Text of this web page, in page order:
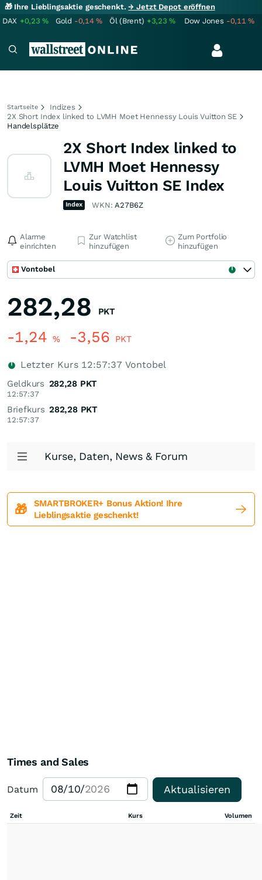
🎁 Ihre Lieblingsaktie geschenkt.→ Jetzt Depot eröffnen
DAX +0,23% Gold -0,14% Öl (Brent) +3,23% Dow Jones -0,11%
Startseite
Indizes
2X Short Index linked to LVMH Moet Hennessy Louis Vuitton SE
Handelsplätze
2X Short Index linked to
LVMH Moet Hennessy
Louis Vuitton SE Index
Index WKN:A27B6Z
Alarme
einrichten
Zur Watchlist
hinzufügen
Zum Portfolio
hinzufügen
Vontobel
282,28 PKT
-1,24 % -3,56 PKT
Letzter Kurs 12:57:37 Vontobel
Geldkurs
12:57:37
282,28 PKT
Briefkurs
12:57:37
282,28 PKT
Kurse, Daten, News & Forum
🎁
SMARTBROKER+ Bonus Aktion! Ihre
Lieblingsaktie geschenkt!
Times and Sales
Datum Aktualisieren
Zeit Kurs Volumen